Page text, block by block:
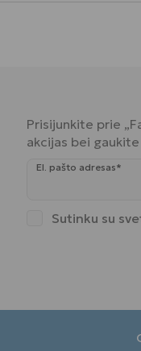
Prisijunkite prie
akcijas bei
El. pašto adresas*
Sutinku su